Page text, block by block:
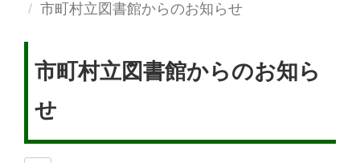
市町村立図書館からのお知らせ
市町村立図書館からのお知ら
せ